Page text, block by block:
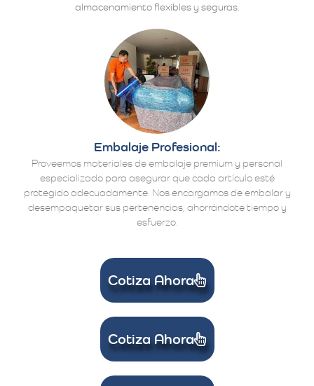
almacenamiento flexibles y seguras.
Embalaje Profesional:
Proveemos materiales de embalaje premium y personal
especializado para asegurar que cada artículo esté
protegido adecuadamente. Nos encargamos de embalar y
desempaquetar sus pertenencias, ahorrándote tiempo y
esfuerzo.
Cotiza Ahora
Cotiza Ahora